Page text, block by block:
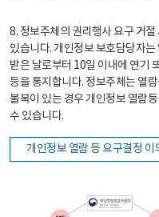
8. 정보주체의 권리행사 요구 거
있습니다. 개인정보 보호담당자
받은 날로부터 10일 이내에 연기
등을 통지합니다. 정보주체는 열
불복이 있는 경우 개인정보 열람
수 있습니다.
개인정보 열람 등 요구결정 이